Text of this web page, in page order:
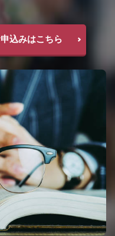
込みはこちら